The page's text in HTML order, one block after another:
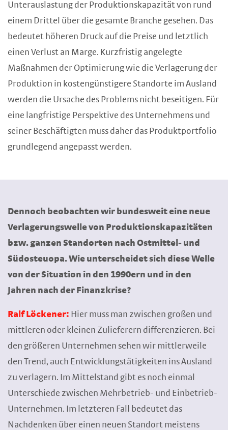
Unterauslastung der Produktionskapazität von rund
einem Drittel über die gesamte Branche gesehen. Das
bedeutet höheren Druck auf die Preise und letztlich
einen Verlust an Marge. Kurzfristig angelegte
Maßnahmen der Optimierung wie die Verlagerung der
Produktion in kostengünstigere Standorte im Ausland
werden die Ursache des Problems nicht beseitigen. Für
eine langfristige Perspektive des Unternehmens und
seiner Beschäftigten muss daher das Produktportfolio
grundlegend angepasst werden.
Dennoch beobachten wir bundesweit eine neue
Verlagerungswelle von Produktionskapazitäten
bzw. ganzen Standorten nach Ostmittel- und
Südosteuopa. Wie unterscheidet sich diese Welle
von der Situation in den 1990ern und in den
Jahren nach der Finanzkrise?
Ralf Löckener: Hier muss man zwischen großen und
mittleren oder kleinen Zulieferern differenzieren. Bei
den größeren Unternehmen sehen wir mittlerweile
den Trend, auch Entwicklungstätigkeiten ins Ausland
zu verlagern. Im Mittelstand gibt es noch einmal
Unterschiede zwischen Mehrbetrieb- und Einbetrieb-
Unternehmen. Im letzteren Fall bedeutet das
Nachdenken über einen neuen Standort meistens